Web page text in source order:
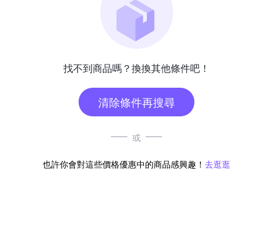
找不到商品嗎？換換其他條件吧！
清除條件再搜尋
或
也許你會對這些價格優惠中的商品感興趣！ 去逛逛